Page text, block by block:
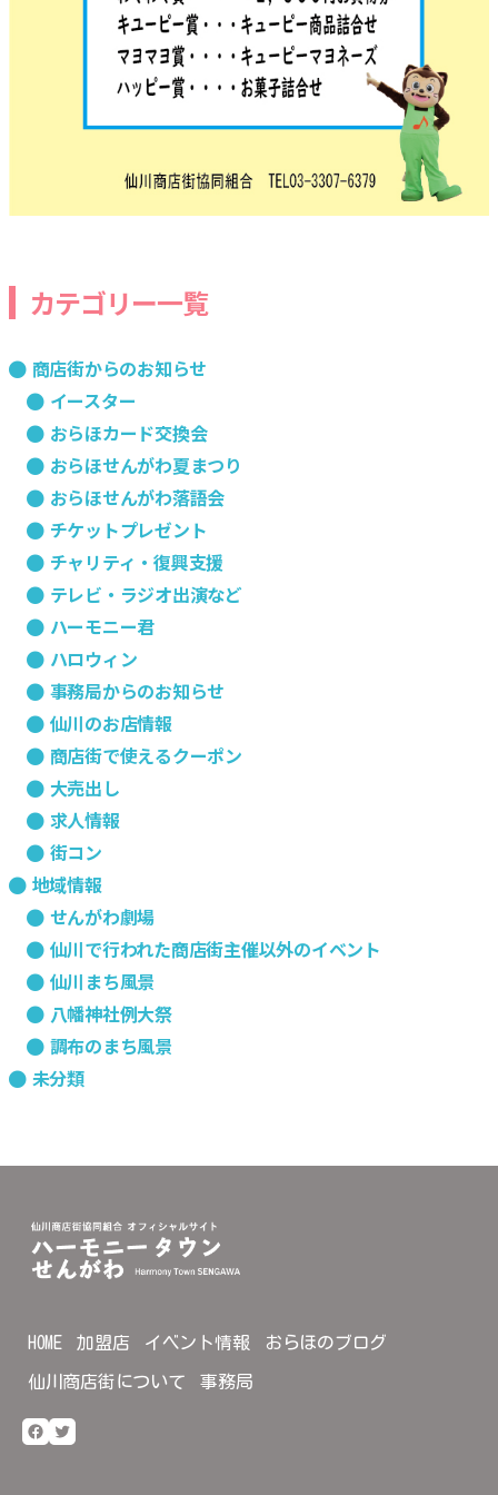
カテゴリー一覧
商店街からのお知らせ
イースター
おらほカード交換会
おらほせんがわ夏まつり
おらほせんがわ落語会
チケットプレゼント
チャリティ・復興支援
テレビ・ラジオ出演など
ハーモニー君
ハロウィン
事務局からのお知らせ
仙川のお店情報
商店街で使えるクーポン
大売出し
求人情報
街コン
地域情報
せんがわ劇場
仙川で行われた商店街主催以外のイベント
仙川まち風景
八幡神社例大祭
調布のまち風景
未分類
HOME 加盟店 イベント情報 おらほのブログ
仙川商店街について 事務局
Facebook
Twitter